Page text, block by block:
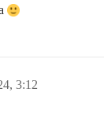
3:12